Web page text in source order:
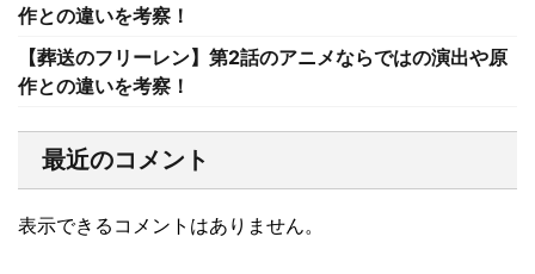
作との違いを考察！
【葬送のフリーレン】第2話のアニメならではの演出や原
作との違いを考察！
最近のコメント
表示できるコメントはありません。